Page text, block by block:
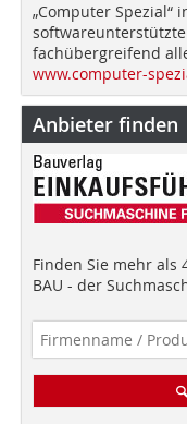
„Computer Spezial“
fachübergreifend
www.computer-
Anbieter finden
Finden Sie mehr als
BAU - der